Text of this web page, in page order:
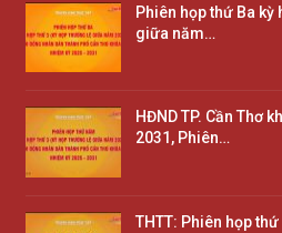
Phiên họp thứ Ba kỳ
giữa năm…
HĐND TP. Cần Thơ
2031, Phiên…
THTT: Phiên họp